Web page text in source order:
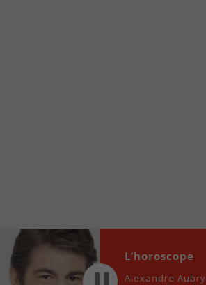
00:00
L’horoscope
Alexandre Aubry